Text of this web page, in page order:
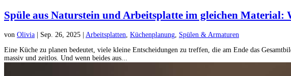
Spüle aus Naturstein und Arbeitsplatte im gleichen Material:
von Olivia | Sep. 26, 2025 | Arbeitsplatten Küchenplanung Spülen & Armaturen
Eine Küche zu planen bedeutet, viele kleine Entscheidungen zu treffen, die am Ende das
massiv und zeitlos. Und wenn beides aus...